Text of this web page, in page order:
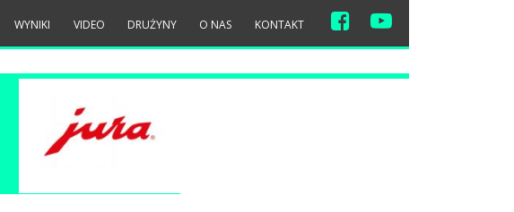
WYNIKI VIDEO DRUŻYNY O NAS KONTAKT